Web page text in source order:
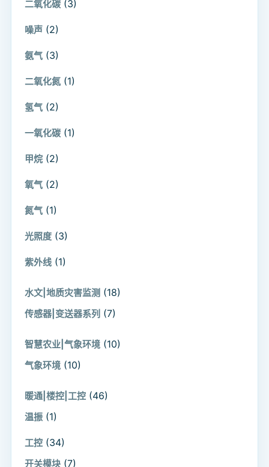
二氧化碳 (3)
噪声 (2)
氨气 (3)
二氧化氮 (1)
氢气 (2)
一氧化碳 (1)
甲烷 (2)
氧气 (2)
氮气 (1)
光照度 (3)
紫外线 (1)
水文|地质灾害监测 (18)
传感器|变送器系列 (7)
智慧农业|气象环境 (10)
气象环境 (10)
暖通|楼控|工控 (46)
温振 (1)
工控 (34)
开关模块 (7)